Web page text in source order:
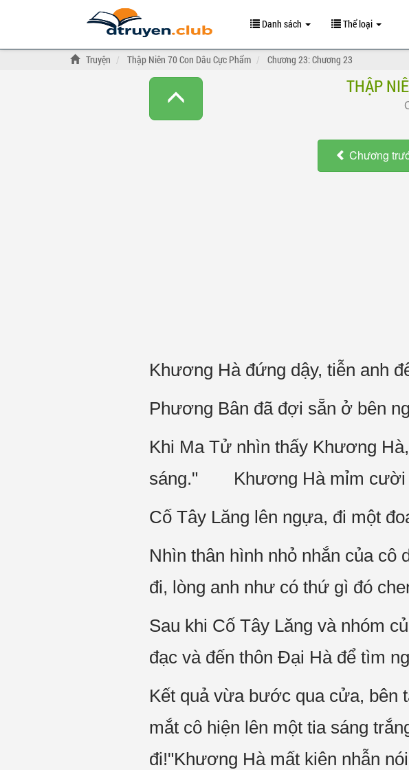
Danh sách Thể loại
Truyện Thập Niên 70 Con Dâu Cực Phẩm Chương 23: Chương 23
THẬP
Chương
Khương Hà đứng dậy, tiễn anh
Phương Bân đã đợi sẵn ở bên
Khi Ma Tử nhìn thấy Khương
sáng." Khương Hà mỉm cười
Cố Tây Lăng lên ngựa, đi một
Nhìn thân hình nhỏ nhắn của cô
đi, lòng anh như có thứ gì đó
Sau khi Cố Tây Lăng và nhóm
đạc và đến thôn Đại Hà để tìm
Kết quả vừa bước qua cửa, bên
mắt cô hiện lên một tia sáng
đi!"Khương Hà mất kiên nhẫn